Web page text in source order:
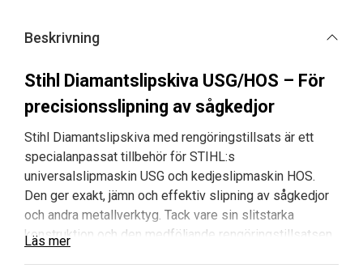
Beskrivning
Stihl Diamantslipskiva USG/HOS – För
precisionsslipning av sågkedjor
Stihl Diamantslipskiva med rengöringstillsats är ett
specialanpassat tillbehör för STIHL:s
universalslipmaskin USG och kedjeslipmaskin HOS.
Den ger exakt, jämn och effektiv slipning av sågkedjor
och andra metallverktyg. Tack vare sin slitstarka
konstruktion och den medföljande rengöringstillsatsen
Läs mer